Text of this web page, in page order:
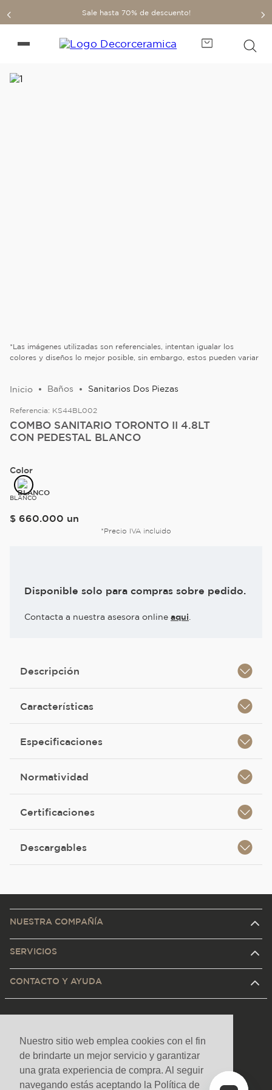
Nuestro sitio web emplea cookies con el fin
de brindarte un mejor servicio y garantizar
una grata experiencia de compra. Al seguir
navegando estás aceptando la Política de
Sale hasta 70% de descuento!
*Las imágenes utilizadas son referenciales, intentan igualar los
colores y diseños lo mejor posible, sin embargo, estos pueden variar
Baños Sanitarios Dos Piezas
Referencia: KS44BL002
COMBO SANITARIO TORONTO II 4.8LT
CON PEDESTAL BLANCO
Color
BLANCO
$ 660.000 un
*Precio IVA incluido
Disponible solo para compras sobre pedido.
Contacta a nuestra asesora online aqui
Descripción
Características
Especificaciones
Normatividad
Certificaciones
Descargables
NUESTRA COMPAÑÍA
SERVICIOS
CONTACTO Y AYUDA